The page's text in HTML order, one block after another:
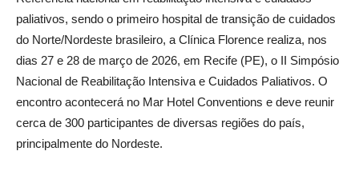
paliativos, sendo o primeiro hospital de transição de cuidados
do Norte/Nordeste brasileiro, a Clínica Florence realiza, nos
dias 27 e 28 de março de 2026, em Recife (PE), o II Simpósio
Nacional de Reabilitação Intensiva e Cuidados Paliativos. O
encontro acontecerá no Mar Hotel Conventions e deve reunir
cerca de 300 participantes de diversas regiões do país,
principalmente do Nordeste.